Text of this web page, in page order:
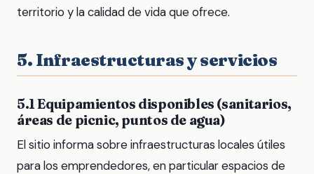
territorio y la calidad de vida que ofrece.
5. Infraestructuras y servicios
5.1 Equipamientos disponibles (sanitarios,
áreas de picnic, puntos de agua)
El sitio informa sobre infraestructuras locales útiles
para los emprendedores, en particular espacios de